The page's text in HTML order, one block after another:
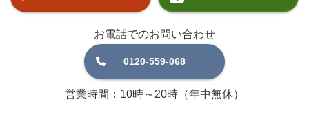
営業時間：10時～20時（年中無休）